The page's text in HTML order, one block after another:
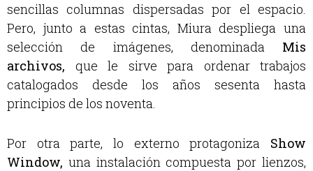
sencillas columnas dispersadas por el espacio.
Pero, junto a estas cintas, Miura despliega una
selección de imágenes, denominada Mis
archivos, que le sirve para ordenar trabajos
catalogados desde los años sesenta hasta
principios de los noventa.
Por otra parte, lo externo protagoniza Show
Window, una instalación compuesta por lienzos,